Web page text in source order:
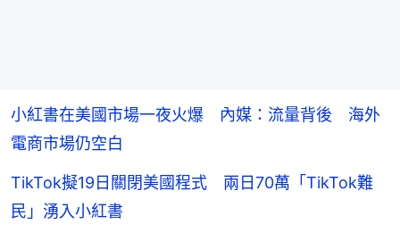
小紅書在美國市場一夜火爆 內媒：流量背後 海外
電商市場仍空白
TikTok擬19日關閉美國程式 兩日70萬「TikTok難
民」湧入小紅書